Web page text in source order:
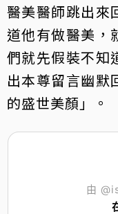
醫美醫師跳出來
道他有做醫美，
們就先假裝不知
出本尊留言幽
的盛世美顏」。
由